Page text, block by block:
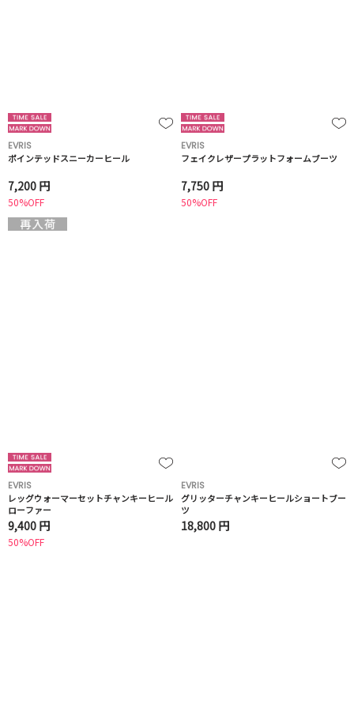
EVRIS
ポインテッドスニーカーヒール
7,200 円
50%OFF
EVRIS
フェイクレザープラットフォームブーツ
7,750 円
50%OFF
EVRIS
レッグウォーマーセットチャンキーヒール
ローファー
9,400 円
50%OFF
EVRIS
グリッターチャンキーヒールショートブー
ツ
18,800 円